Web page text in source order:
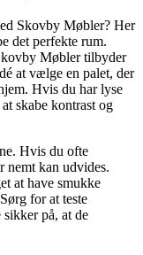
Skovby Møbler? Her
det perfekte rum.
Møbler tilbyder
at vælge en palet, der
Hvis du har lyse
skabe kontrast og
Hvis du ofte
nemt kan udvides.
at have smukke
for at teste
på, at de